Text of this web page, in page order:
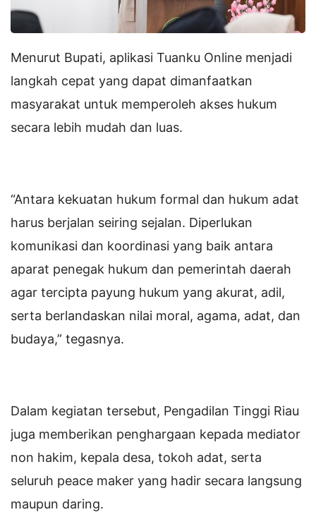
Menurut Bupati, aplikasi Tuanku Online menjadi
langkah cepat yang dapat dimanfaatkan
masyarakat untuk memperoleh akses hukum
secara lebih mudah dan luas.
“Antara kekuatan hukum formal dan hukum adat
harus berjalan seiring sejalan. Diperlukan
komunikasi dan koordinasi yang baik antara
aparat penegak hukum dan pemerintah daerah
agar tercipta payung hukum yang akurat, adil,
serta berlandaskan nilai moral, agama, adat, dan
budaya,” tegasnya.
Dalam kegiatan tersebut, Pengadilan Tinggi Riau
juga memberikan penghargaan kepada mediator
non hakim, kepala desa, tokoh adat, serta
seluruh peace maker yang hadir secara langsung
maupun daring.